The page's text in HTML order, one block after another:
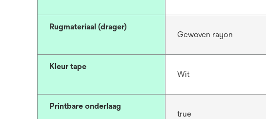
Rugmateriaal (drager)
Gewoven rayon
Kleur tape
Wit
Printbare onderlaag
true